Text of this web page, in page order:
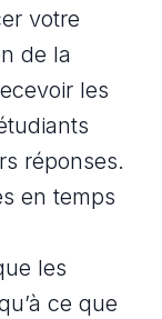
votre
de la
les
réponses.
en temps
les
ce que